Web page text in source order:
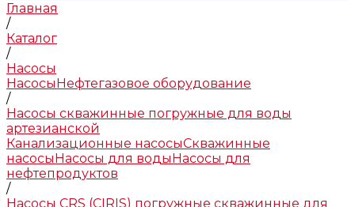
Главная
/
Каталог
/
Насосы
НасосыНефтегазовое оборудование
/
Насосы скважинные погружные для воды
артезианской
Канализационные насосыСкважинные
насосыНасосы для водыНасосы для
нефтепродуктов
/
Насосы CRS (CIRIS) погружные скважинные для